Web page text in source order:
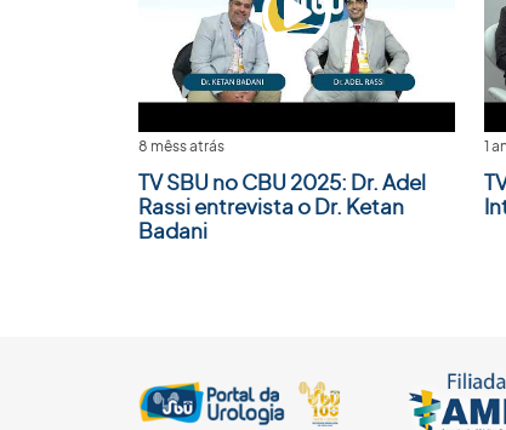
8 mêss atrás
TV SBU no CBU 2025: Dr. Adel
Rassi entrevista o Dr. Ketan
Badani
1